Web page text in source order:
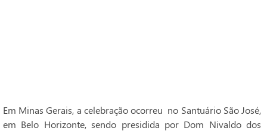
Em Minas Gerais, a celebração ocorreu no Santuário São José,
em Belo Horizonte, sendo presidida por Dom Nivaldo dos